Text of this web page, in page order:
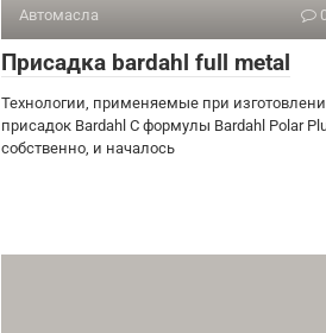
Автомасла
Присадка bardahl full metal
Технологии, применяемые при
присадок Bardahl С формулы Bardahl Polar
собственно, и началось